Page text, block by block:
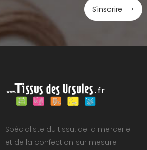
S'inscrire
Spécialiste du tissu, de la mercerie
et de la confection sur mesure